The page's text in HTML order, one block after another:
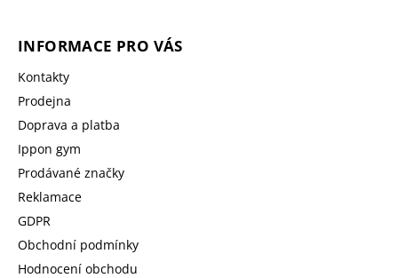
INFORMACE PRO VÁS
Kontakty
Prodejna
Doprava a platba
Ippon gym
Prodávané značky
Reklamace
GDPR
Obchodní podmínky
Hodnocení obchodu